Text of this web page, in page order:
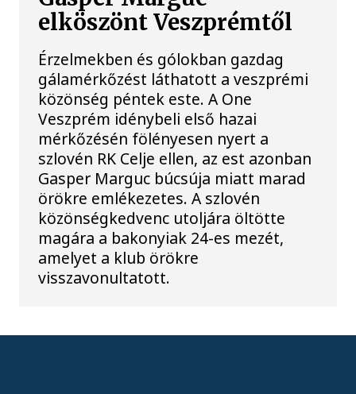
elköszönt Veszprémtől
Érzelmekben és gólokban gazdag
gálamérkőzést láthatott a veszprémi
közönség péntek este. A One
Veszprém idénybeli első hazai
mérkőzésén fölényesen nyert a
szlovén RK Celje ellen, az est azonban
Gasper Marguc búcsúja miatt marad
örökre emlékezetes. A szlovén
közönségkedvenc utoljára öltötte
magára a bakonyiak 24-es mezét,
amelyet a klub örökre
visszavonultatott.